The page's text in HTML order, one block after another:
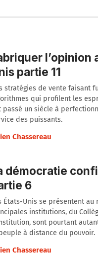
l’opinion
partie 11
stratégies de vente faisant
qui profilent les
passé un siècle à
des puissants.
Chassereau
démocratie
6
États-Unis se présentent au
institutions, du
sont pourtant
à distance du pouvoir.
Chassereau